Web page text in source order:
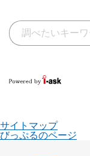
サイトマップ
びっぷるのページ